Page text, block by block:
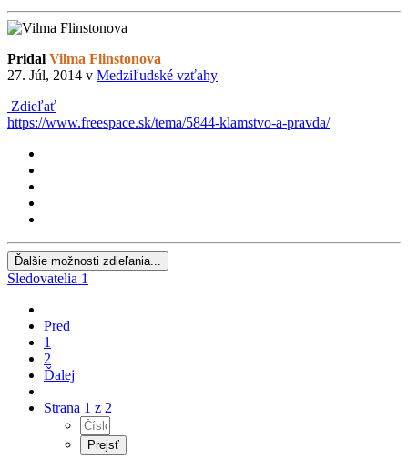
Pridal Vilma Flinstonova
27. Júl, 2014 v Medziľudské vzťahy
Zdieľať
https://www.freespace.sk/tema/5844-klamstvo-a-pravda/
Ďalšie možnosti zdieľania...
Sledovatelia 1
Pred
1
2
Ďalej
Strana 1 z 2